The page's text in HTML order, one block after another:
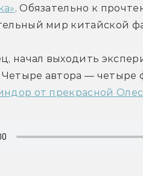
. Обязательно к
мир китайской
начал выходить
Четыре автора —
от прекрасной